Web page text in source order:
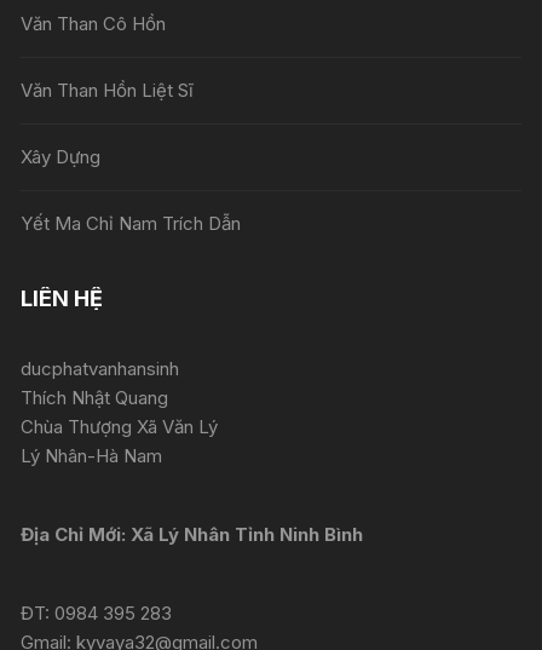
Văn Than Cô Hồn
Văn Than Hồn Liệt Sĩ
Xây Dựng
Yết Ma Chỉ Nam Trích Dẫn
LIÊN HỆ
ducphatvanhansinh
Thích Nhật Quang
Chùa Thượng Xã Văn Lý
Lý Nhân-Hà Nam
Địa Chỉ Mới: Xã Lý Nhân Tỉnh Ninh Bình
ĐT: 0984 395 283
Gmail: kyvaya32@gmail.com